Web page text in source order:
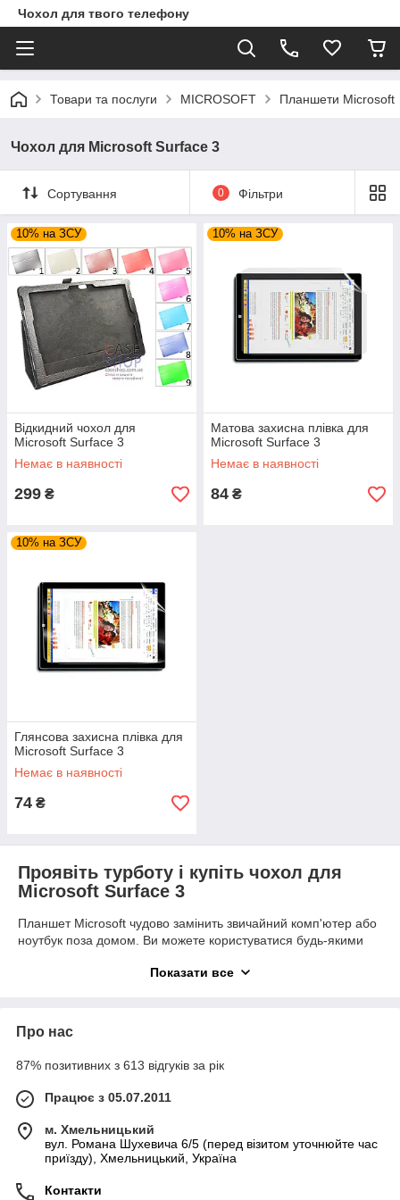
Чохол для твого телефону
Товари та послуги MICROSOFT Планшети Microsoft
Чохол для Microsoft Surface 3
Сортування 0 Фільтри
10% на ЗСУ
Відкидний чохол для
Microsoft Surface 3
Немає в наявності
299 ₴
10% на ЗСУ
Матова захисна плівка для
Microsoft Surface 3
Немає в наявності
84 ₴
10% на ЗСУ
Глянсова захисна плівка для
Microsoft Surface 3
Немає в наявності
74 ₴
Проявіть турботу і купіть чохол для
Microsoft Surface 3
Планшет Microsoft чудово замінить звичайний комп'ютер або
ноутбук поза домом. Ви можете користуватися будь-якими
однак, потрібно грунтовно попрацювати над захистом
виконувати свої основні функції, а також прикрашати гаджет.
CaseShop
Купити чохол для планшету будь-якого бренду, а не тільки
моделях аксесуарів, які представлені в інтернет-магазині
CaseShop, а Ви вже самі вирішите або порадитесь з нашим
менеджером, що Вам більше підходить.
Силіконовий однотонний чохол
Показати все
Про нас
87% позитивних з 613 відгуків за рік
Працює з 05.07.2011
м. Хмельницький
вул. Романа Шухевича 6/5 (перед візитом уточнюйте час
приїзду), Хмельницький, Україна
Контакти